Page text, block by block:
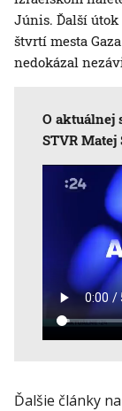
Júnis. Ďalší útok
štvrtí mesta
nedokázal
O aktuálnej
STVR Matej
Ďalšie články